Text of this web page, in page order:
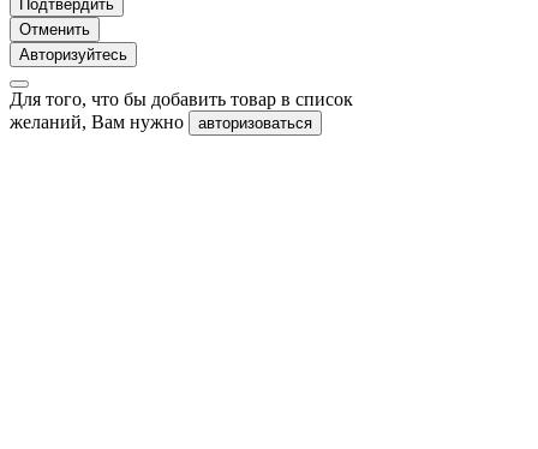
Подтвердить
Отменить
Авторизуйтесь
Для того, что бы добавить товар в список
желаний, Вам нужно
авторизоваться